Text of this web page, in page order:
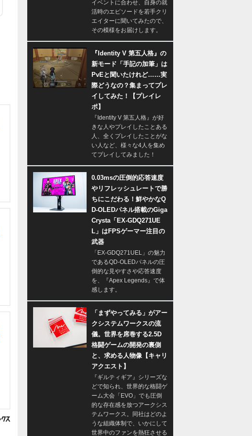
イベントに合わせ、自身の就
活時のエピソードを若手クリ
エイターに聞いてみたので、
その模様をお届けします。
『Identity V 第五人格』の
新モード「手記の加筆」は
PvEと聞いたけれど……実
際どうなの？集まってプレ
イしてみた！【プレイレ
ポ】
『Identity V 第五人格』が好
きな人やプレイしたことある
人、全くプレイしたことがな
い人など、様々な4人を集め
てプレイしてみました！
0.03msの圧倒的応答速度
やリフレッシュレートで勝
ちにこだわる！鮮やかなQ
D-OLEDパネル搭載のGiga
Crysta「EX-GDQ271UE
L」はFPSゲーマー注目の
武器
「EX-GDQ271UEL」の魅力
であるQD-OLEDパネルの圧
倒的な見やすさや応答速度
を、『Apex Legends』で体
感します。
「まずやってみる」がアー
クシステムワークスの流
儀。世界を席巻する2.5D
格闘ゲームの開発の裏側
と、求める人物像【キャリ
アクエスト】
『ギルティギア』シリーズな
どで知られ、世界的な格闘ゲ
ーム大会「EVO」でも圧倒
的な存在感を放つアークシス
テムワークス。同社はどのよ
うな組織体制で、いかにして
世界中のファンを熱狂させる